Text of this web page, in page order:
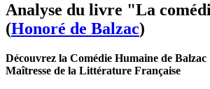
Analyse du livre "La
(Honoré de Balzac)
Découvrez la Comédie Humaine de
Maîtresse de la Littérature Française